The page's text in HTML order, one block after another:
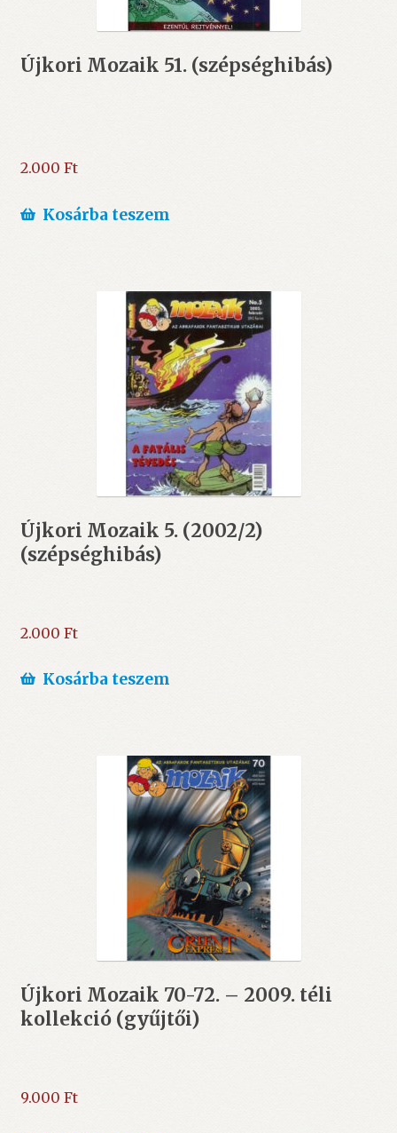
Újkori Mozaik 51. (szépséghibás)
2.000 Ft
Kosárba teszem
Újkori Mozaik 5. (2002/2)
(szépséghibás)
2.000 Ft
Kosárba teszem
Újkori Mozaik 70-72. – 2009. téli
kollekció (gyűjtői)
9.000 Ft